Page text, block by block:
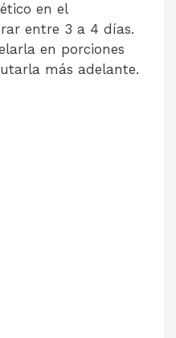
en el
entre 3 a 4 días.
en porciones
más adelante.